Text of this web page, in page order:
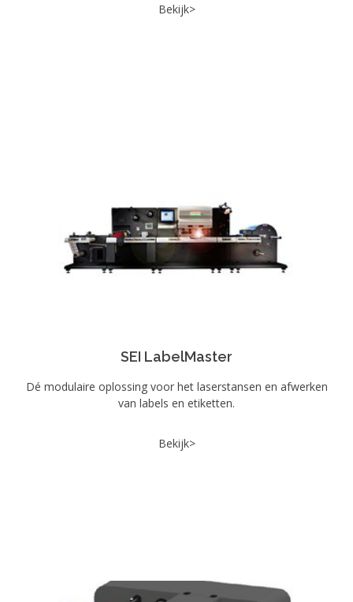
Bekijk>
SEI LabelMaster
Dé modulaire oplossing voor het laserstansen en afwerken
van labels en etiketten.
Bekijk>